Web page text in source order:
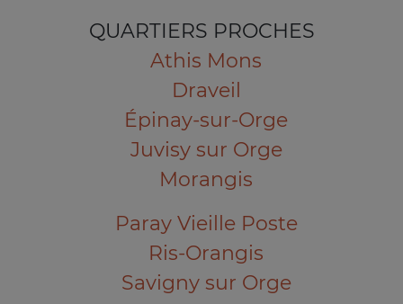
QUARTIERS PROCHES
Athis Mons
Draveil
Épinay-sur-Orge
Juvisy sur Orge
Morangis
Paray Vieille Poste
Ris-Orangis
Savigny sur Orge